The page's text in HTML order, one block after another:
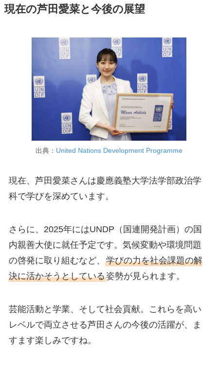
現在の芦田愛菜と今後の展望
出典： United Nations Development Programme
現在、芦田愛菜さんは慶應義塾大学法学部政治学
科で学びを深めています。
さらに、2025年にはUNDP（国連開発計画）の国
内親善大使に就任予定です。気候変動や環境問題
の啓発に取り組むなど、 学びの力を社会課題の解
決に活かそうとしている姿勢が見られます。
芸能活動と学業、そして社会貢献。これらを高い
レベルで両立させる芦田さんの今後の活躍が、ま
すます楽しみですね。